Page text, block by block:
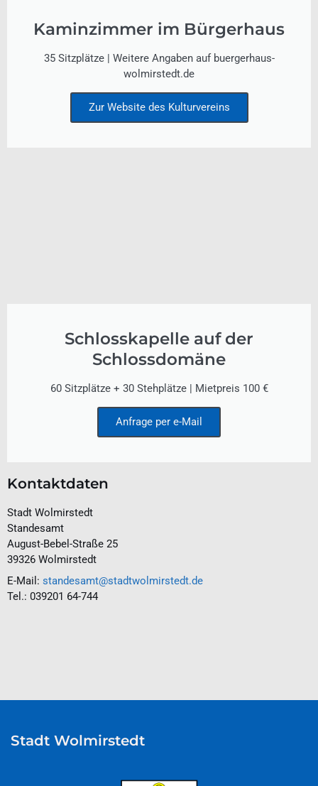
Kaminzimmer im Bürgerhaus
35 Sitzplätze | Weitere Angaben auf buergerhaus-
wolmirstedt.de
Zur Website des Kulturvereins
Schlosskapelle auf der
Schlossdomäne
60 Sitzplätze + 30 Stehplätze | Mietpreis 100 €
Anfrage per e-Mail
Kontaktdaten
Stadt Wolmirstedt
Standesamt
August-Bebel-Straße 25
39326 Wolmirstedt
E-Mail: standesamt@stadtwolmirstedt.de
Tel.: 039201 64-744
Stadt Wolmirstedt